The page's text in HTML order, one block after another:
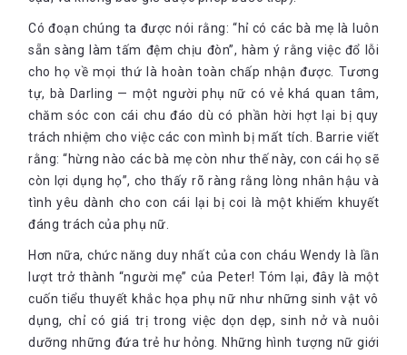
Có đoạn chúng ta được nói rằng: “hỉ có các bà mẹ là luôn
sẵn sàng làm tấm đệm chịu đòn”, hàm ý rằng việc đổ lỗi
cho họ về mọi thứ là hoàn toàn chấp nhận được. Tương
tự, bà Darling — một người phụ nữ có vẻ khá quan tâm,
chăm sóc con cái chu đáo dù có phần hời hợt lại bị quy
trách nhiệm cho việc các con mình bị mất tích. Barrie viết
rằng: “hừng nào các bà mẹ còn như thế này, con cái họ sẽ
còn lợi dụng họ”, cho thấy rõ ràng rằng lòng nhân hậu và
tình yêu dành cho con cái lại bị coi là một khiếm khuyết
đáng trách của phụ nữ.
Hơn nữa, chức năng duy nhất của con cháu Wendy là lần
lượt trở thành “người mẹ” của Peter! Tóm lại, đây là một
cuốn tiểu thuyết khắc họa phụ nữ như những sinh vật vô
dụng, chỉ có giá trị trong việc dọn dẹp, sinh nở và nuôi
dưỡng những đứa trẻ hư hỏng. Những hình tượng nữ giới